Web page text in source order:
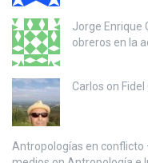
Jorge Enrique
obreros en la
Carlos on
Antropologías en conflicto